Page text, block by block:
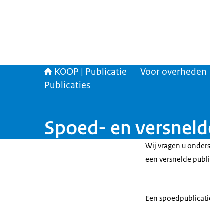
KOOP | Publicatie Voor overheden
Publicaties
Spoed- en
Wij vragen u
een versnelde
Een